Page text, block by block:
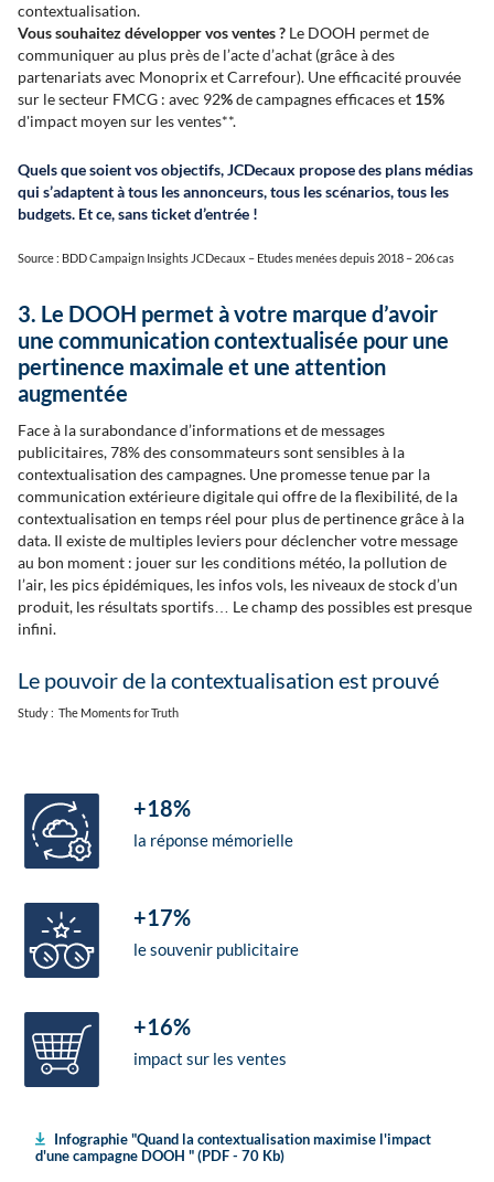
contextualisation.
Vous souhaitez développer vos ventes ? Le DOOH permet de
communiquer au plus près de l’acte d’achat (grâce à des
partenariats avec Monoprix et Carrefour). Une efficacité prouvée
sur le secteur FMCG : avec 92%de campagnes efficaces et 15%
d'impact moyen sur les ventes**.
Quels que soient vos objectifs, JCDecaux propose des plans médias
qui s’adaptent à tous les annonceurs, tous les scénarios, tous les
budgets. Et ce, sans ticket d’entrée !
Source : BDD Campaign Insights JCDecaux – Etudes menées depuis 2018 – 206 cas
3. Le DOOH permet à votre marque d’avoir
une communication contextualisée pour une
pertinence maximale et une attention
augmentée
Face à la surabondance d’informations et de messages
publicitaires, 78% des consommateurs sont sensibles à la
contextualisation des campagnes. Une promesse tenue par la
communication extérieure digitale qui offre de la flexibilité, de la
contextualisation en temps réel pour plus de pertinence grâce à la
data. Il existe de multiples leviers pour déclencher votre message
au bon moment : jouer sur les conditions météo, la pollution de
l’air, les pics épidémiques, les infos vols, les niveaux de stock d’un
produit, les résultats sportifs… Le champ des possibles est presque
infini.
Le pouvoir de la contextualisation est prouvé
Study : The Moments for Truth
+18%
la réponse mémorielle
+17%
le souvenir publicitaire
+16%
impact sur les ventes
Infographie "Quand la contextualisation maximise l'impact
d'une campagne DOOH " (PDF - 70 Kb)